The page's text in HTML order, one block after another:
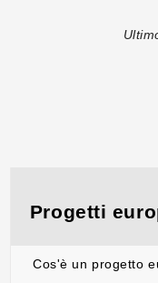
Progetti
Cos'è un progetto